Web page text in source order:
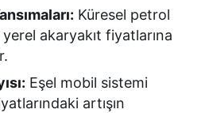
Küresel petrol
akaryakıt fiyatlarına
Eşel mobil sistemi
artışın